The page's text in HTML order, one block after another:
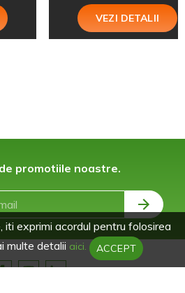
VEZI DETALII
promotiile noastre.
iti exprimi acordul pentru folosirea
multe detalii aici. ACCEPT